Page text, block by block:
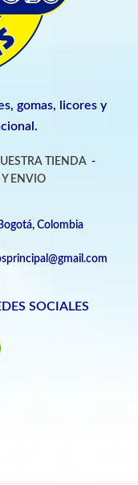
gomas, licores y
TIENDA -
Y ENVIO
Colombia
SOCIALES